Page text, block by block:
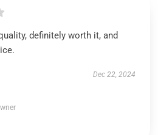
definitely worth it, and
Dec 22, 2024